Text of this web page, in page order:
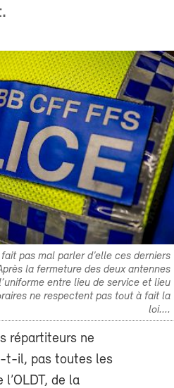
pas mal parler d’elle ces derniers
la fermeture des deux antennes
entre lieu de service et lieu
ne respectent pas tout à fait la
loi....
répartiteurs ne
t-il, pas toutes les
de la